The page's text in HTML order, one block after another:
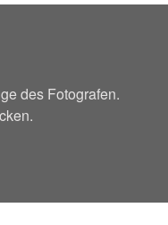
des Fotografen.